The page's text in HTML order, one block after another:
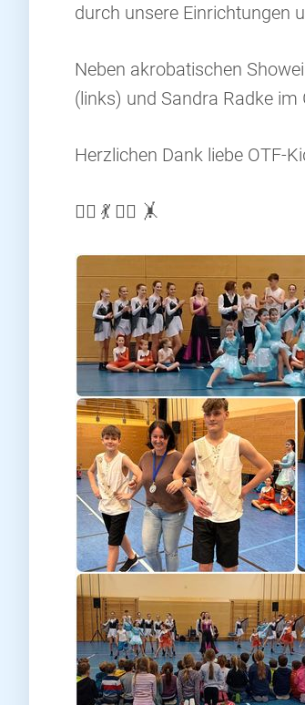
durch unsere Einrichtungen
Neben akrobatischen
(links) und Sandra Radke im
Herzlichen Dank liebe OTF-
👯‍♂️ 💃 👯‍♀️ 🤸